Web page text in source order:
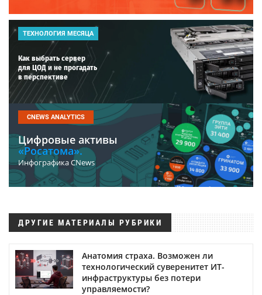
ТЕХНОЛОГИЯ МЕСЯЦА
Как выбрать сервер
для ЦОД и не прогадать
в перспективе
CNEWS ANALYTICS
Цифровые активы
«Росатома».
Инфографика CNews
ДРУГИЕ МАТЕРИАЛЫ РУБРИКИ
Анатомия страха. Возможен ли
технологический суверенитет ИТ-
инфраструктуры без потери
управляемости?